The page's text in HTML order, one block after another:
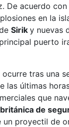
De acuerdo
en la
Sirik y nuevas
puerto
ocurre tras una
las últimas
que
de
un proyectil de